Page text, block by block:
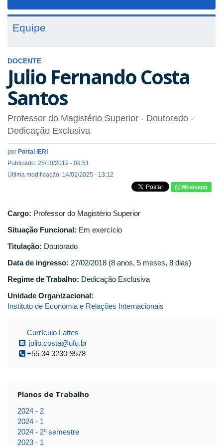
Equipe
DOCENTE
Julio Fernando Costa
Santos
Professor do Magistério Superior - Doutorado -
Dedicação Exclusiva
por Portal IERI
Publicado: 25/10/2019 - 09:51
Última modificação: 14/02/2025 - 13:12
Whatsapp
Cargo: Professor do Magistério Superior
Situação Funcional: Em exercício
Titulação: Doutorado
Data de ingresso: 27/02/2018 (8 anos, 5 meses, 8 dias)
Regime de Trabalho: Dedicação Exclusiva
Unidade Organizacional:
Instituto de Economia e Relações Internacionais
Currículo Lattes
julio.costa@ufu.br
+55 34 3230-9578
Planos de Trabalho
2024 - 2
2024 - 1
2024 - 2º semestre
2023 - 1